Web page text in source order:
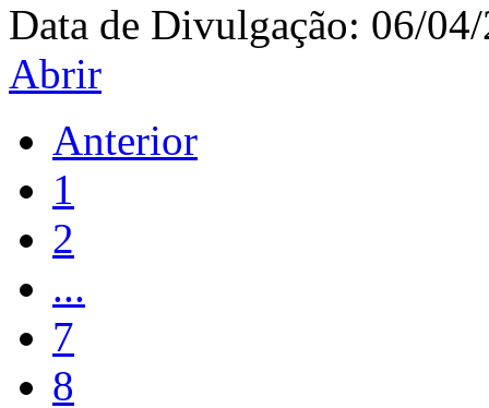
Data de Divulgação: 06/
Abrir
Anterior
1
2
...
7
8